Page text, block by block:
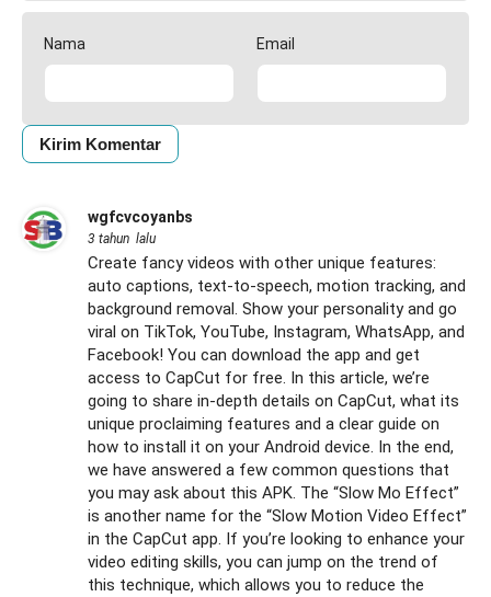
Nama Email
wgfcvcoyanbs
3 tahun lalu
Create fancy videos with other unique features:
auto captions, text-to-speech, motion tracking, and
background removal. Show your personality and go
viral on TikTok, YouTube, Instagram, WhatsApp, and
Facebook! You can download the app and get
access to CapCut for free. In this article, we’re
going to share in-depth details on CapCut, what its
unique proclaiming features and a clear guide on
how to install it on your Android device. In the end,
we have answered a few common questions that
you may ask about this APK. The “Slow Mo Effect”
is another name for the “Slow Motion Video Effect”
in the CapCut app. If you’re looking to enhance your
video editing skills, you can jump on the trend of
this technique, which allows you to reduce the